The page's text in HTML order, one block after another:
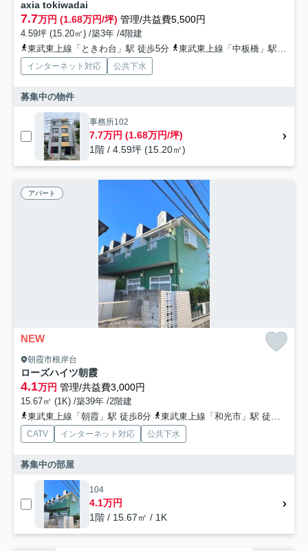
axia tokiwadai
7.7万円 (1.68万円/坪) 管理/共益費5,500円
4.59坪 (15.20㎡) /築3年 /4階建
東武東上線「ときわ台」駅 徒歩5分
東武東上線「中板橋」駅 徒歩14分
インターネット対応 公共下水
募集中の物件
事務所102
7.7万円 (1.68万円/坪)
1階 / 4.59坪 (15.20㎡)
アパート
NEW
朝霞市根岸台
ローズハイツ朝霞
4.1万円 管理/共益費3,000円
15.67㎡ (1K) /築39年 /2階建
東武東上線「朝霞」駅 徒歩8分
東武東上線「和光市」駅 徒歩21分
CATV インターネット対応 公共下水
募集中の部屋
104
4.1万円
1階 / 15.67㎡ / 1K